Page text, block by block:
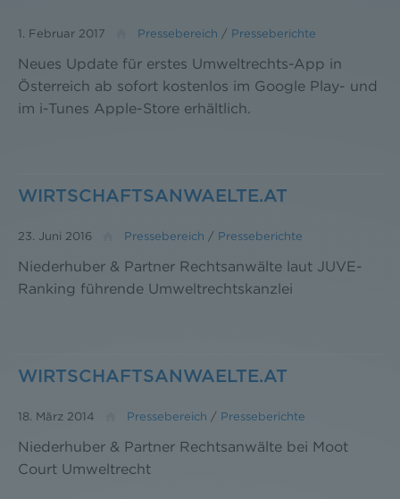
1. Februar 2017 Pressebereich / Presseberichte
Neues Update für erstes Umweltrechts-App in
Österreich ab sofort kostenlos im Google Play- und
im i-Tunes Apple-Store erhältlich.
WIRTSCHAFTSANWAELTE.AT
23. Juni 2016 Pressebereich / Presseberichte
Niederhuber & Partner Rechtsanwälte laut JUVE-
Ranking führende Umweltrechtskanzlei
WIRTSCHAFTSANWAELTE.AT
18. März 2014 Pressebereich / Presseberichte
Niederhuber & Partner Rechtsanwälte bei Moot
Court Umweltrecht